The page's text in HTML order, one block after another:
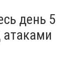
день 5
атаками